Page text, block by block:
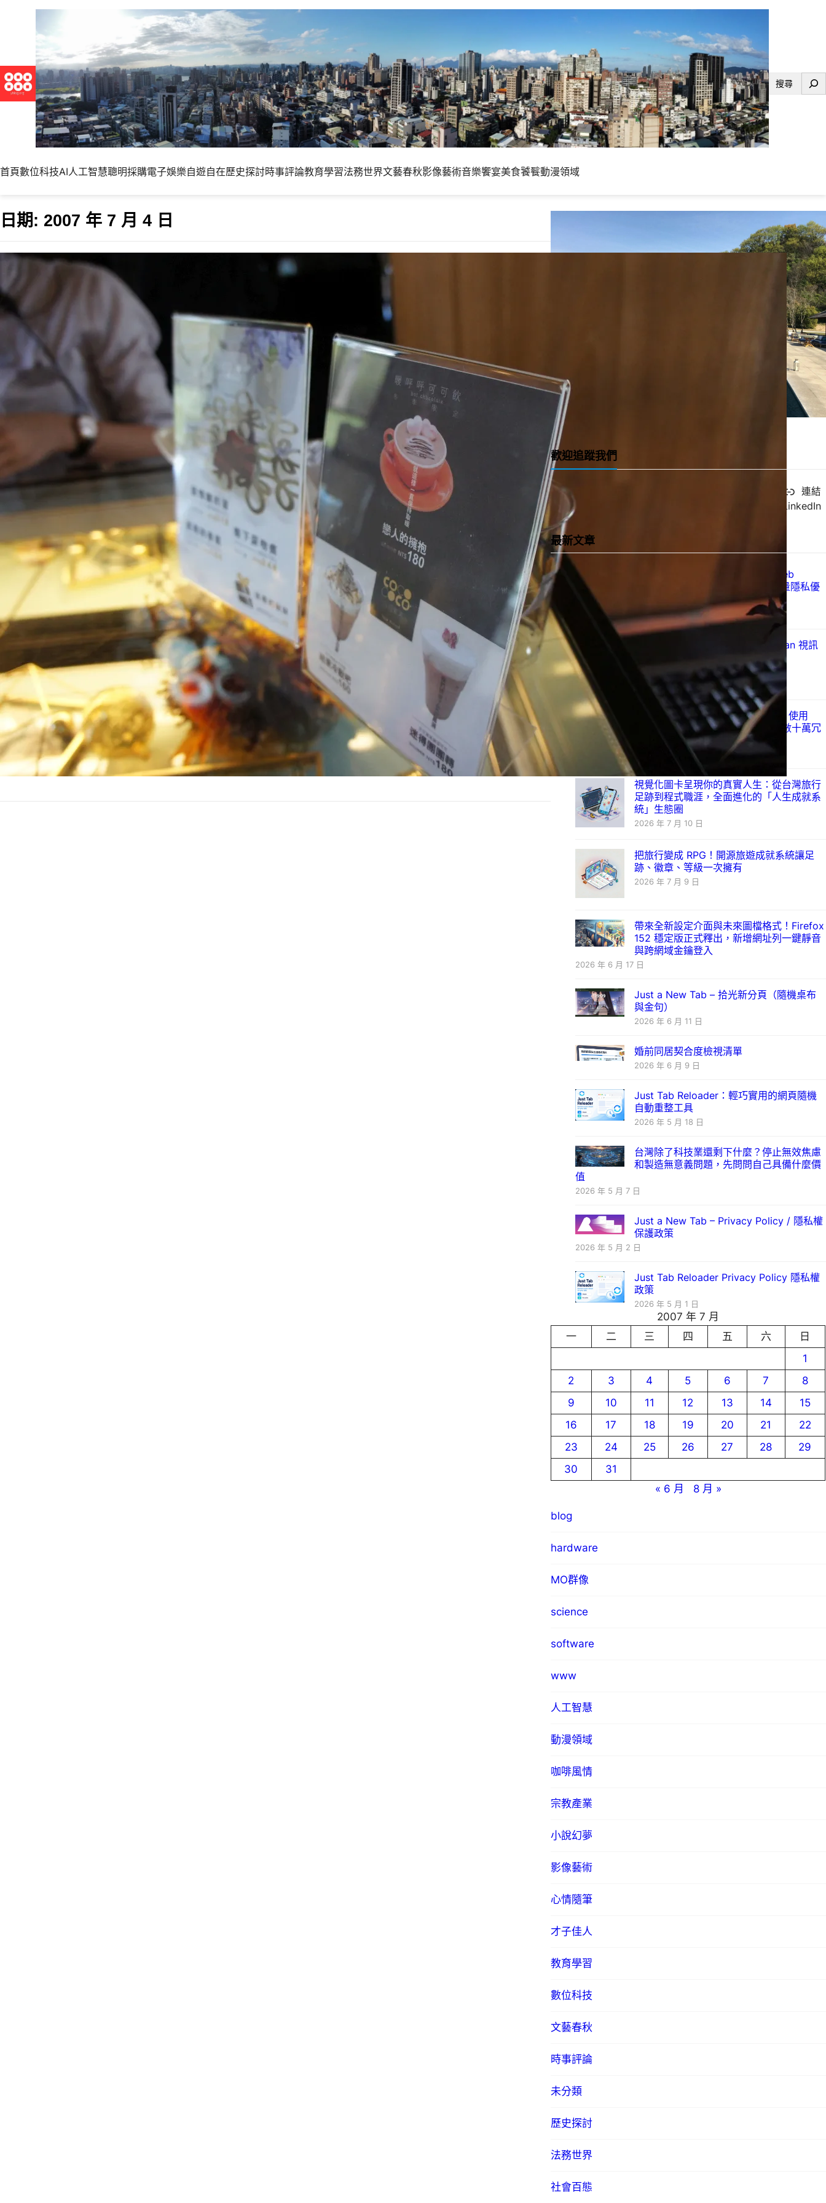
搜
首頁數位科技AI人工智慧聰明採購電子娛樂自遊自在歷史探討時事評論教育學習法務世界文藝春秋影像藝術音樂饗宴美食饕餮動漫領域
日期: 2007 年 7 月 4 日
公主病，過了30歲就很難好
公主病（公主症候群；Princess Syndrome）是這個物質化社會下的產物，人類從農
業社會轉型到工業社會…
一直很喜歡的緞帶教堂 Ribbon Chapel
歡迎追蹤我們
連結
Instagram
LinkedIn
最新文章
Just Ad Blocker 上架 Chrome Web
Store：以 Manifest V3 打造的輕量隱私優
2026 年 7 月 28 日
Mozilla 發布 Firefox 153.0：Vulkan 視訊
2026 年 7 月 22 日
解決 WordPress 媒體庫空間膨脹：使用
Disable All Thumbnails 批次清理數十萬冗
2026 年 7 月 21 日
視覺化圖卡呈現你的真實人生：從台灣旅行
足跡到程式職涯，全面進化的「人生成就系
統」生態圈
2026 年 7 月 10 日
把旅行變成 RPG！開源旅遊成就系統讓足
跡、徽章、等級一次擁有
2026 年 7 月 9 日
帶來全新設定介面與未來圖檔格式！Firefox
152 穩定版正式釋出，新增網址列一鍵靜音
與跨網域金鑰登入
2026 年 6 月 17 日
Just a New Tab – 拾光新分頁（隨機桌布
與金句）
2026 年 6 月 11 日
婚前同居契合度檢視清單
2026 年 6 月 9 日
Just Tab Reloader：輕巧實用的網頁隨機
自動重整工具
2026 年 5 月 18 日
台灣除了科技業還剩下什麼？停止無效焦慮
和製造無意義問題，先問問自己具備什麼價
值
2026 年 5 月 7 日
Just a New Tab – Privacy Policy / 隱私權
保護政策
2026 年 5 月 2 日
Just Tab Reloader Privacy Policy 隱私權
政策
2026 年 5 月 1 日
2007 年 7 月
一
二 三 四 五 六
日
1
2
3 4 5 6 7
8
9
10 11 12 13 14
15
16
17 18 19 20 21
22
23
24 25 26 27 28
29
30
31
« 6 月
8 月 »
blog
hardware
MO群像
science
software
www
人工智慧
動漫領域
咖啡風情
宗教產業
小說幻夢
影像藝術
心情隨筆
才子佳人
教育學習
數位科技
文藝春秋
時事評論
未分類
歷史探討
法務世界
社會百態